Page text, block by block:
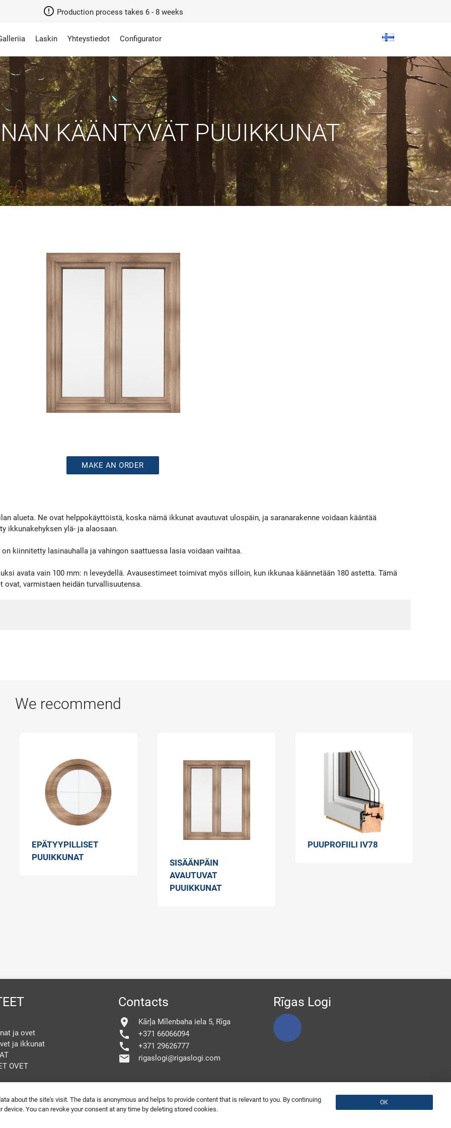
error_outline Production process takes 6 - 8 weeks
Laskin Yhteystiedot Configurator
KÄÄNTYVÄT PUUIKKUNAT
MAKE AN ORDER
alueta. Ne ovat helppokäyttöistä, koska nämä ikkunat avautuvat ulospäin, ja saranarakenne voidaan kääntää
ikkunakehyksen ylä- ja alaosaan.
kiinnitetty lasinauhalla ja vahingon saattuessa lasia voidaan vaihtaa.
avata vain 100 mm: n leveydellä. Avausestimeet toimivat myös silloin, kun ikkunaa käännetään 180 astetta. Tämä
varmistaen heidän turvallisuutensa.
We recommend
EPÄTYYPILLISET
PUUIKKUNAT
SISÄÄNPÄIN
AVAUTUVAT
PUUIKKUNAT
PUUPROFIILI IV78
about the site's visit. The data is anonymous and helps to provide content that is relevant to you. By continuing
You can revoke your consent at any time by deleting stored cookies.
OK
ja ovet
ja ikkunat
OVET
Contacts
location_on Kārļa Mīlenbaha iela 5, Rīga
call +371 66066094
call +371 29626777
mail rigaslogi@rigaslogi.com
Rīgas Logi